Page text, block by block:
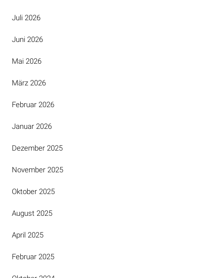
Juli 2026
Juni 2026
Mai 2026
März 2026
Februar 2026
Januar 2026
Dezember 2025
November 2025
Oktober 2025
August 2025
April 2025
Februar 2025